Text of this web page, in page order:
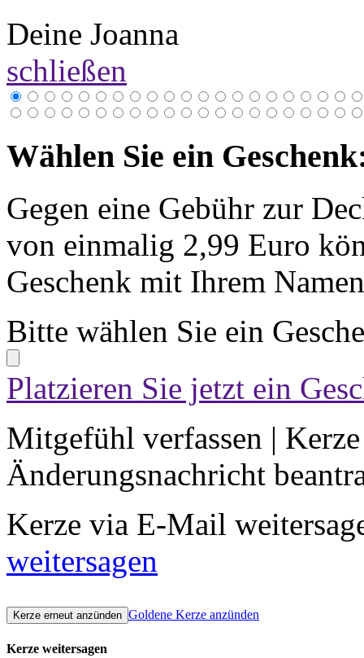
Deine Joanna
schließen
Wählen Sie ein
Gegen eine Gebühr zur
von einmalig 2,99 Euro
Geschenk mit Ihrem
Bitte wählen Sie ein
Platzieren Sie jetzt ein
Mitgefühl verfassen |
Änderungsnachricht
Kerze via E-Mail
weitersagen
Goldene Kerze anzünden
Kerze weitersagen